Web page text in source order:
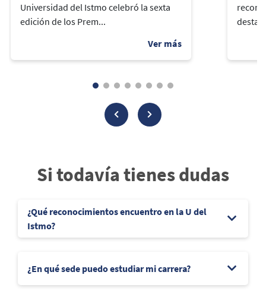
Universidad del Istmo celebró la sexta
edición de los Prem...
Si todavía tienes dudas
¿Qué reconocimientos encuentro en la U del
Istmo?
¿En qué sede puedo estudiar mi carrera?